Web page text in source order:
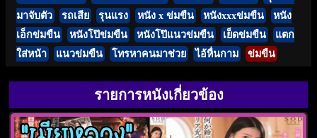
มาจับตัว
รถเสีย รุนแรง หนัง x ข่มขืน หนังxxxข่มขืน
หนัง
เอ็กข่มขืน
หนังโป๊ข่มขืน หนังโป๊แนวข่มขืน เย็ดข่มขืน
แตก
ใส่หน้า
แนวข่มขืน โทรหาคนมาช่วย ไอ้หื่นกาม ข่มขืน
รายการหนังเกี่ยวข้อง